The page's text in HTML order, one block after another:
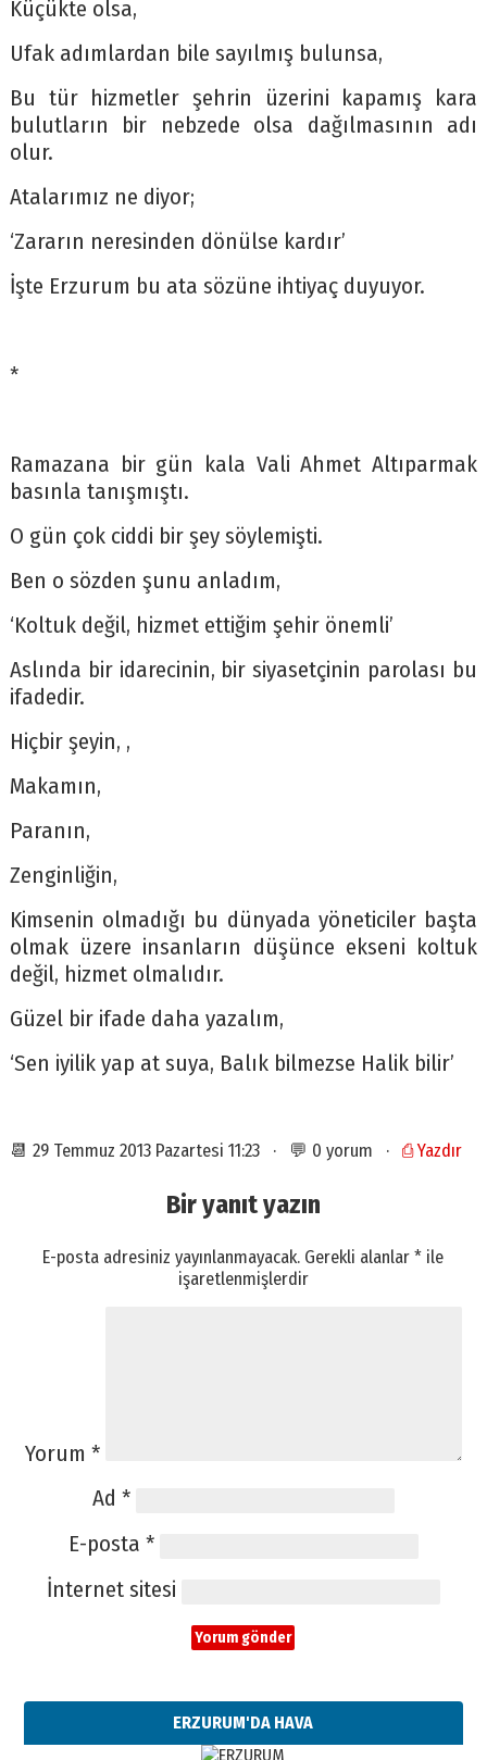
Küçükte olsa,
Ufak adımlardan bile sayılmış bulunsa,
Bu tür hizmetler şehrin üzerini kapamış kara
bulutların bir nebzede olsa dağılmasının adı
olur.
Atalarımız ne diyor;
‘Zararın neresinden dönülse kardır’
İşte Erzurum bu ata sözüne ihtiyaç duyuyor.
*
Ramazana bir gün kala Vali Ahmet Altıparmak
basınla tanışmıştı.
O gün çok ciddi bir şey söylemişti.
Ben o sözden şunu anladım,
‘Koltuk değil, hizmet ettiğim şehir önemli’
Aslında bir idarecinin, bir siyasetçinin parolası bu
ifadedir.
Hiçbir şeyin, ,
Makamın,
Paranın,
Zenginliğin,
Kimsenin olmadığı bu dünyada yöneticiler başta
olmak üzere insanların düşünce ekseni koltuk
değil, hizmet olmalıdır.
Güzel bir ifade daha yazalım,
‘Sen iyilik yap at suya, Balık bilmezse Halik bilir’
📆 29 Temmuz 2013 Pazartesi 11:23 · 💬 0 yorum · ⎙ Yazdır
Bir yanıt yazın
E-posta adresiniz yayınlanmayacak. Gerekli alanlar* ile
işaretlenmişlerdir
Yorum *
Ad *
E-posta *
İnternet sitesi
ERZURUM'DA HAVA